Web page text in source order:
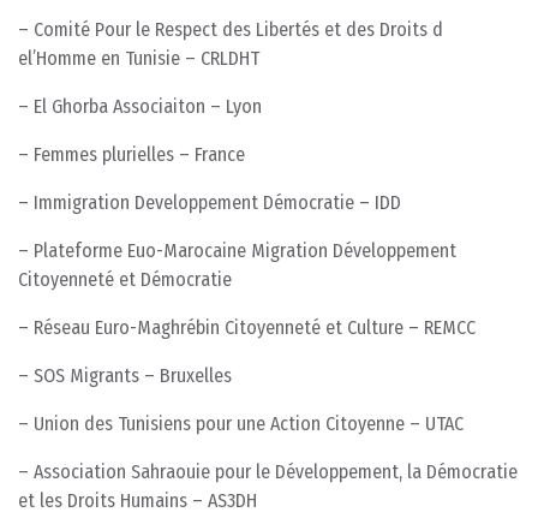
– Comité Pour le Respect des Libertés et des Droits d
el’Homme en Tunisie – CRLDHT
– El Ghorba Associaiton – Lyon
– Femmes plurielles – France
– Immigration Developpement Démocratie – IDD
– Plateforme Euo-Marocaine Migration Développement
Citoyenneté et Démocratie
– Réseau Euro-Maghrébin Citoyenneté et Culture – REMCC
– SOS Migrants – Bruxelles
– Union des Tunisiens pour une Action Citoyenne – UTAC
– Association Sahraouie pour le Développement, la Démocratie
et les Droits Humains – AS3DH